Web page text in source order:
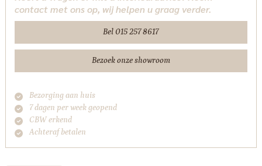
aantal
contact met ons op, wij helpen u graag verder.
Bel 015 257 8617
Bezoek onze showroom
Bezorging aan huis
7 dagen per week geopend
CBW erkend
Achteraf betalen